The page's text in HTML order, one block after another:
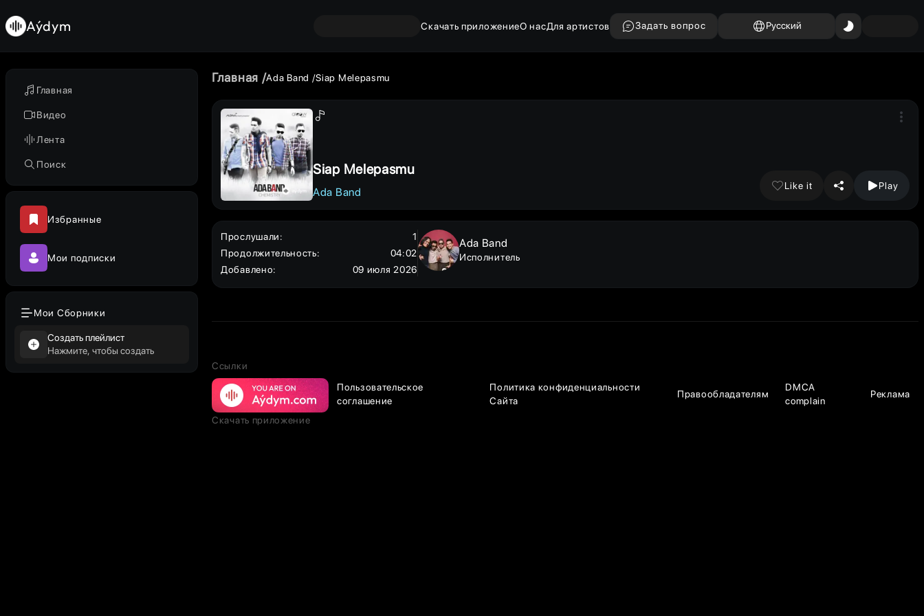
Главная
Видео
Лента
Поиск
Избранные
Мои подписки
Мои Сборники
Создать плейлист
Нажмите, чтобы создать
Aýdym Скачать приложениеО насДля артистов Задать вопрос Русский
Главная Ada Band Siap Melepasmu
Siap Melepasmu
Ada Band
Like it Play
Прослушали:
1
Продолжительность:
04:02
Добавлено: 09 июля 2026
Ada Band
Исполнитель
Ссылки
Пользовательское
соглашение
Политика конфиденциальности
Сайта
Правообладателям
DMCA
complain
Реклама
Скачать приложение